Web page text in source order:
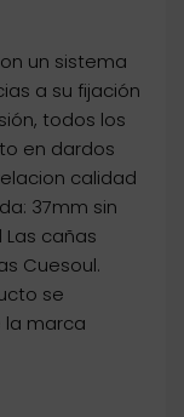
un sistema
a su fijación
todos los
en dardos
calidad
37mm sin
Las cañas
Cuesoul.
se
la marca